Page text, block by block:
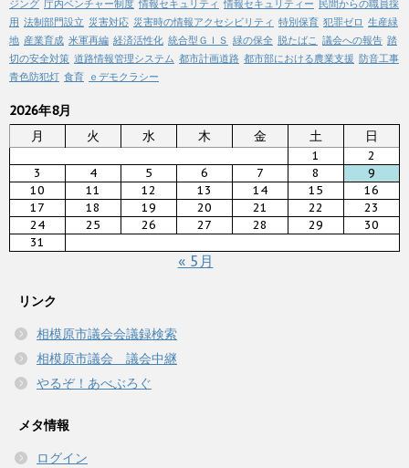
ジング 庁内ベンチャー制度 情報セキュリティ 情報セキュリティー 民間からの職員採
用 法制部門設立 災害対応 災害時の情報アクセシビリティ 特別保育 犯罪ゼロ 生産緑
地 産業育成 米軍再編 経済活性化 統合型ＧＩＳ 緑の保全 脱たばこ 議会への報告 踏
切の安全対策 道路情報管理システム 都市計画道路 都市部における農業支援 防音工事
青色防犯灯 食育 ｅデモクラシー
2026年8月
月
火 水 木 金 土 日
1
2
3
4 5 6 7 8
9
10
11 12 13 14 15
16
17
18 19 20 21 22
23
24
25 26 27 28 29
30
31
« 5月
リンク
相模原市議会会議録検索
相模原市議会 議会中継
やるぞ！あべぶろぐ
メタ情報
ログイン